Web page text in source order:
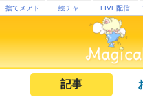
捨てメアド 絵チャ LIVE配信
記事